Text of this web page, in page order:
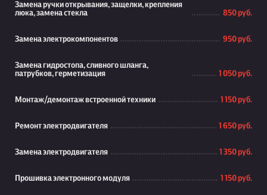
Замена ручки открывания, защелки, крепления
люка, замена стекла
850 руб.
Замена электрокомпонентов 950 руб.
Замена гидростопа, сливного шланга,
патрубков, герметизация
1 050 руб.
Монтаж/демонтаж встроенной техники 1 150 руб.
Ремонт электродвигателя 1 650 руб.
Замена электродвигателя 1 350 руб.
Прошивка электронного модуля 1 150 руб.